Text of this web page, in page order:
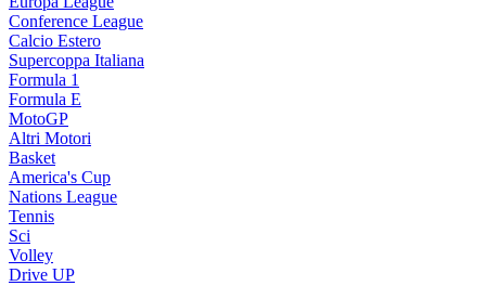
Conference League
Calcio Estero
Supercoppa Italiana
Formula 1
Formula E
MotoGP
Altri Motori
Basket
America's Cup
Nations League
Tennis
Sci
Volley
Drive UP